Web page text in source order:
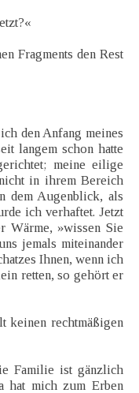
Fragments den Rest
den Anfang meines
langem schon hatte
meine eilige
in ihrem Bereich
dem Augenblick, als
ich verhaftet. Jetzt
»wissen Sie
jemals miteinander
Ihnen, wenn ich
retten, so gehört er
keinen rechtmäßigen
Familie ist gänzlich
hat mich zum Erben